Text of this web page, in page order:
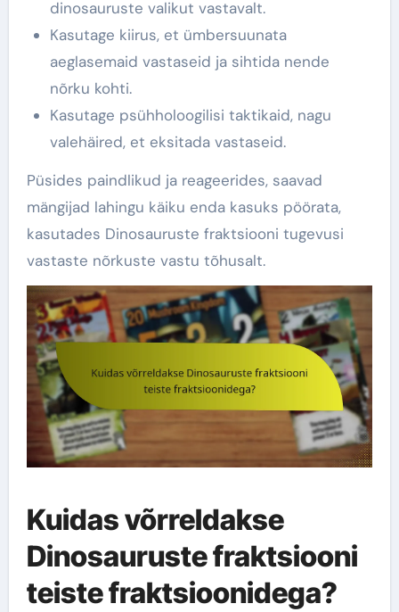
dinosauruste valikut vastavalt.
Kasutage kiirus, et ümbersuunata
aeglasemaid vastaseid ja sihtida nende
nõrku kohti.
Kasutage psühholoogilisi taktikaid, nagu
valehäired, et eksitada vastaseid.
Püsides paindlikud ja reageerides, saavad
mängijad lahingu käiku enda kasuks pöörata,
kasutades Dinosauruste fraktsiooni tugevusi
vastaste nõrkuste vastu tõhusalt.
Kuidas võrreldakse
Dinosauruste fraktsiooni
teiste fraktsioonidega?